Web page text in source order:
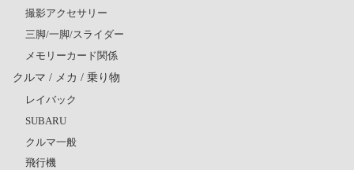
撮影アクセサリー
三脚/一脚/スライダー
メモリーカード関係
クルマ / メカ / 乗り物
レイバック
SUBARU
クルマ一般
飛行機